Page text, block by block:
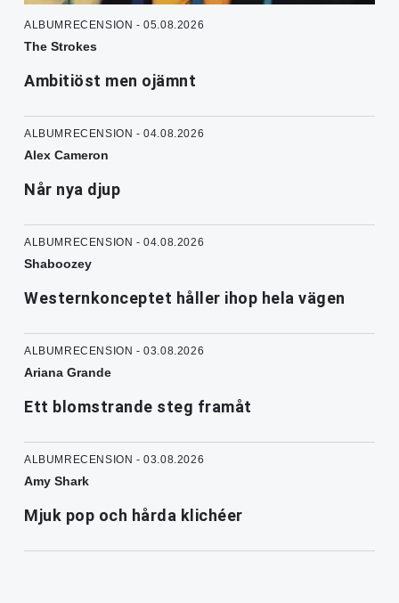
ALBUMRECENSION - 05.08.2026
The Strokes
Ambitiöst men ojämnt
ALBUMRECENSION - 04.08.2026
Alex Cameron
Når nya djup
ALBUMRECENSION - 04.08.2026
Shaboozey
Westernkonceptet håller ihop hela vägen
ALBUMRECENSION - 03.08.2026
Ariana Grande
Ett blomstrande steg framåt
ALBUMRECENSION - 03.08.2026
Amy Shark
Mjuk pop och hårda klichéer